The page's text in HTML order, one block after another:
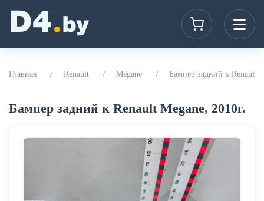
Главная Renault Megane Бампер задний к Renault
Бампер задний к Renault Megane, 2010г.